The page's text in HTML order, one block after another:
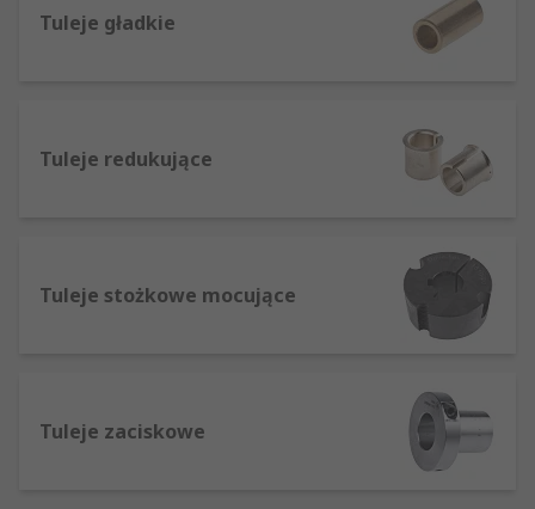
Tuleje gładkie
Tuleje redukujące
Tuleje stożkowe mocujące
Tuleje zaciskowe